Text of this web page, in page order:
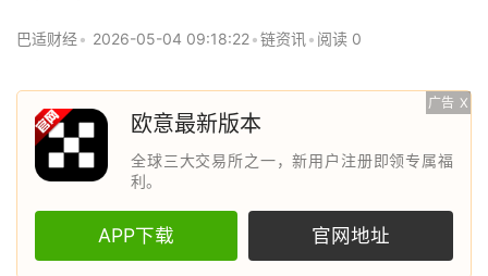
巴适财经• 2026-05-04 09:18:22•链资讯 • 阅读 0
广告 X
欧意最新版本
全球三大交易所之一，新用户注册即领专属福
利。
APP下载 官网地址